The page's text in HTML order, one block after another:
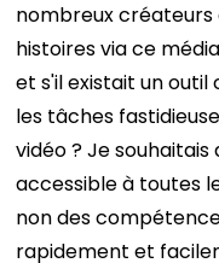
nombreux
histoires via ce
et s'il existait un
les tâches
vidéo ? Je
accessible à toutes
non des
rapidement et